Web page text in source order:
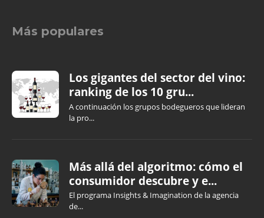
Más populares
Los gigantes del sector del vino:
ranking de los 10 gru...
A continuación los grupos bodegueros que lideran
la pro...
Más allá del algoritmo: cómo el
consumidor descubre y e...
El programa Insights & Imagination de la agencia
de...